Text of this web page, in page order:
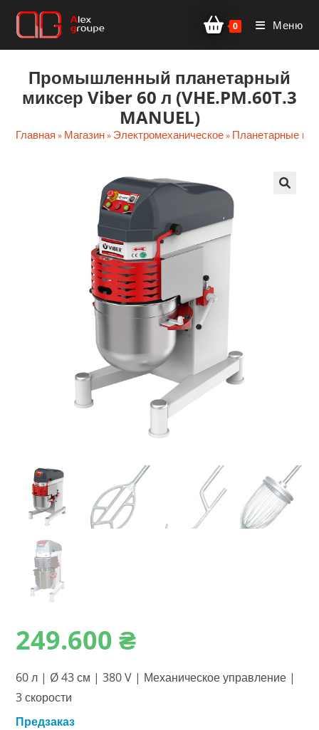
Перейти
0 Меню
Промышленный планетарный
миксер Viber 60 л (VHE.PM.60T.3
MANUEL)
Главная » Магазин» Электромеханическое» Планетарные
249.600₴
60 л | Ø 43 см | 380 V | Механическое управление |
3 скорости
Предзаказ